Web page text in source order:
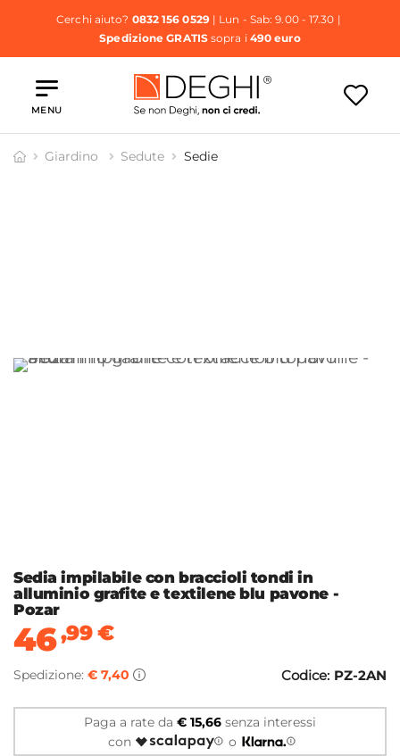
Cerchi aiuto? 0832 156 0529| Lun - Sab: 9.00 - 17.30 |
Spedizione GRATISsopra i 490 euro
MENU
Giardino Sedute Sedie
Sedia impilabile con braccioli tondi in
alluminio grafite e textilene blu pavone -
Pozar
46,99€
Spedizione: € 7,40 Codice: PZ-2AN
Paga a rate da € 15,66 senza interessi
con
o